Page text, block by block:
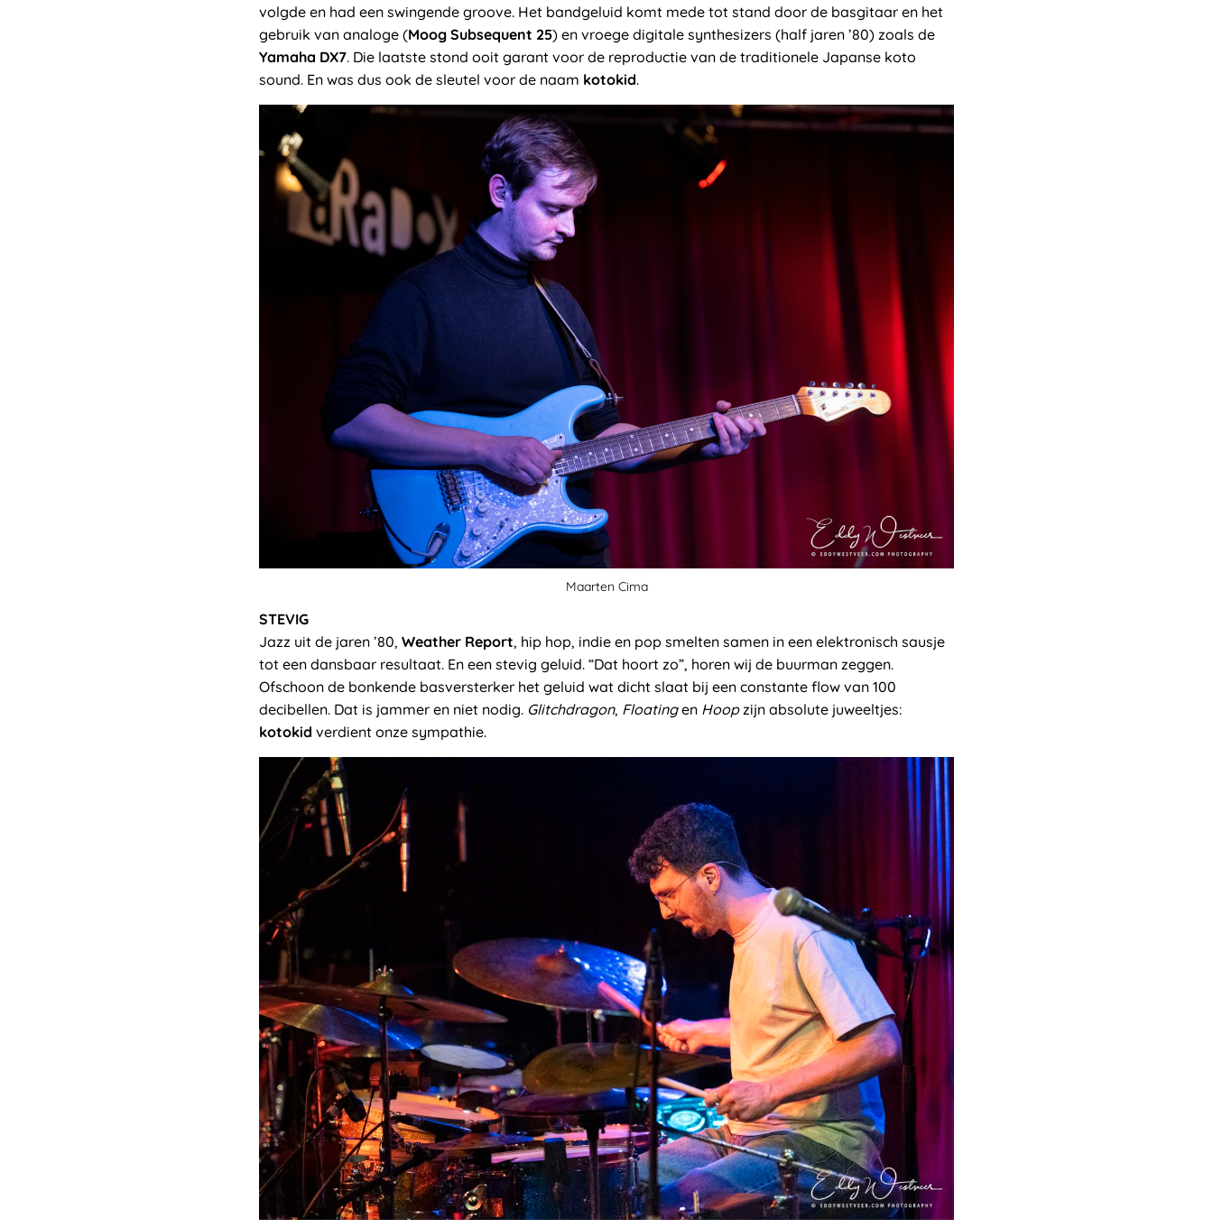
volgde en had een swingende groove. Het bandgeluid komt mede tot stand door de basgitaar en het
gebruik van analoge (Moog Subsequent 25) en vroege digitale synthesizers (half jaren ’80) zoals de
Yamaha DX7. Die laatste stond ooit garant voor de reproductie van de traditionele Japanse koto
sound. En was dus ook de sleutel voor de naam kotokid.
Maarten Cima
STEVIG
Jazz uit de jaren ’80, Weather Report, hip hop, indie en pop smelten samen in een elektronisch sausje
tot een dansbaar resultaat. En een stevig geluid. “Dat hoort zo”, horen wij de buurman zeggen.
Ofschoon de bonkende basversterker het geluid wat dicht slaat bij een constante flow van 100
decibellen. Dat is jammer en niet nodig. Glitchdragon, Floatingen Hoopzijn absolute juweeltjes:
kotokid verdient onze sympathie.